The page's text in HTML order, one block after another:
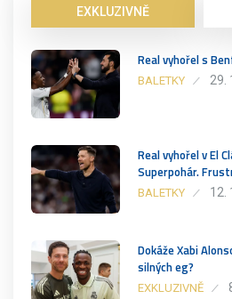
EXKLUZIVNĚ
Real vyhořel s
BALETKY 29.
Real vyhořel v El
Superpohár.
BALETKY 12.
Dokáže Xabi
silných eg?
EXKLUZIVNĚ